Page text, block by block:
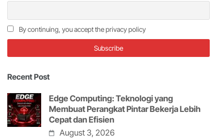
By continuing, you accept the privacy policy
Recent Post
Edge Computing: Teknologi yang
Membuat Perangkat Pintar Bekerja Lebih
Cepat dan Efisien
August 3, 2026